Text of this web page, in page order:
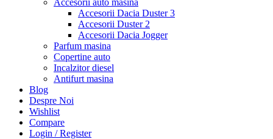
Accesorii Dacia Duster 3
Accesorii Duster 2
Accesorii Dacia Jogger
Parfum masina
Copertine auto
Incalzitor diesel
Antifurt masina
Blog
Despre Noi
Wishlist
Compare
Login / Register